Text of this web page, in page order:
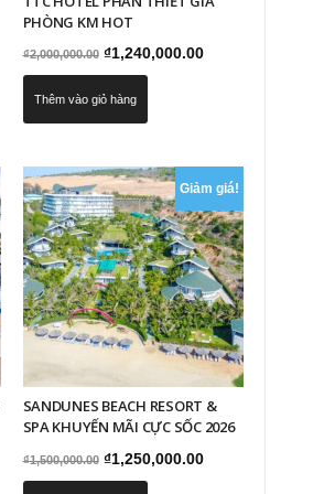
PHÒNG KM HOT
₫2,000,000.00 Giá
gốc
là:
₫1,240,000.00Giá
Thêm vào giỏ hàng
Giảm giá!
SANDUNES BEACH RESORT &
SPA KHUYẾN MÃI CỰC SỐC 2026
₫1,500,000.00 Giá
gốc
₫1,250,000.00Giá